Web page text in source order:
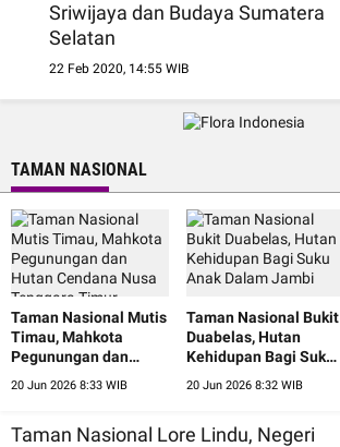
Sriwijaya dan Budaya Sumatera
Selatan
22 Feb 2020, 14:55 WIB
TAMAN NASIONAL
Taman Nasional Mutis
Timau, Mahkota
Pegunungan dan
20 Jun 2026 8:33 WIB
Taman Nasional Bukit
Duabelas, Hutan
Kehidupan Bagi Suku
20 Jun 2026 8:32 WIB
Taman Nasional Lore Lindu, Negeri